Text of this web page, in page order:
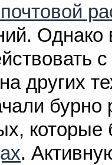
других
бурно
.